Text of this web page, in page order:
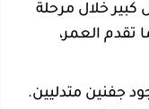
خلال مرحلة
تقدم العمر،
جفنين متدليين.